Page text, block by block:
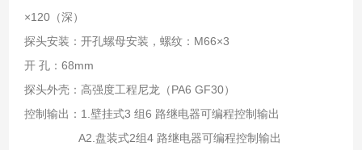
×120（深）
探头安装：开孔螺母安装，螺纹：M66×3
开 孔：68mm
探头外壳：高强度工程尼龙（PA6 GF30）
控制输出：1.壁挂式3 组6 路继电器可编程控制输出
A2.盘装式2组4 路继电器可编程控制输出